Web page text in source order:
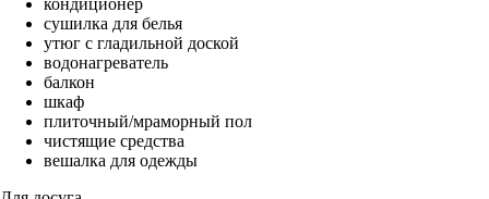
кондиционер
сушилка для белья
утюг с гладильной доской
водонагреватель
балкон
шкаф
плиточный/мраморный пол
чистящие средства
вешалка для одежды